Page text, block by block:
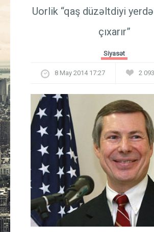
İdman
Layihə
Uorlik “qaş düzəltdiyi
çıxarır”
Siyasət
8 May 2014 17:27 2 093